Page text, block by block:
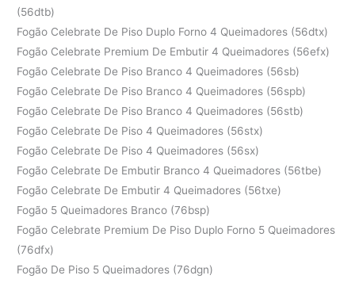
(56dtb)
Fogão Celebrate De Piso Duplo Forno 4 Queimadores (56dtx)
Fogão Celebrate Premium De Embutir 4 Queimadores (56efx)
Fogão Celebrate De Piso Branco 4 Queimadores (56sb)
Fogão Celebrate De Piso Branco 4 Queimadores (56spb)
Fogão Celebrate De Piso Branco 4 Queimadores (56stb)
Fogão Celebrate De Piso 4 Queimadores (56stx)
Fogão Celebrate De Piso 4 Queimadores (56sx)
Fogão Celebrate De Embutir Branco 4 Queimadores (56tbe)
Fogão Celebrate De Embutir 4 Queimadores (56txe)
Fogão 5 Queimadores Branco (76bsp)
Fogão Celebrate Premium De Piso Duplo Forno 5 Queimadores
(76dfx)
Fogão De Piso 5 Queimadores (76dgn)